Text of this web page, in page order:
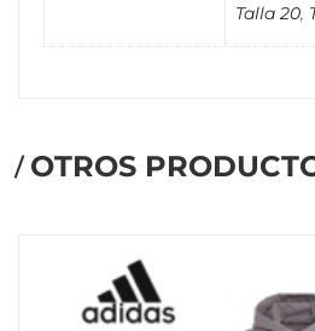
Talla 20,
OTROS